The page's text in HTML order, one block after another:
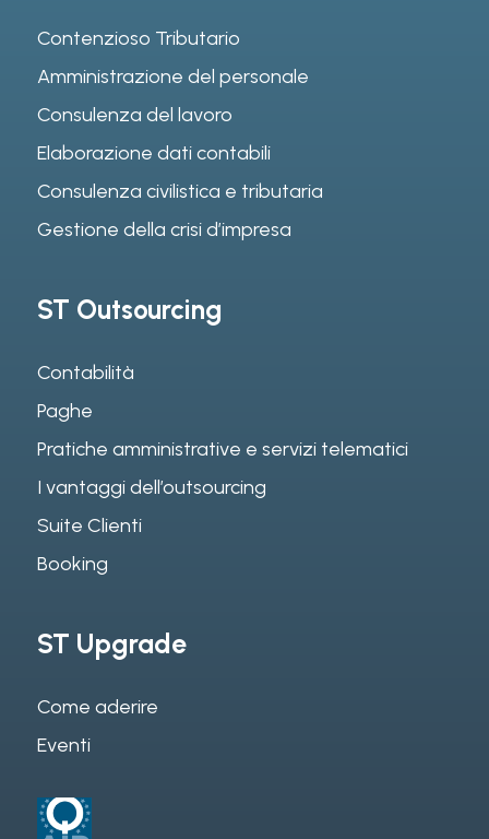
Contenzioso Tributario
Amministrazione del personale
Consulenza del lavoro
Elaborazione dati contabili
Consulenza civilistica e tributaria
Gestione della crisi d’impresa
ST Outsourcing
Contabilità
Paghe
Pratiche amministrative e servizi telematici
I vantaggi dell’outsourcing
Suite Clienti
Booking
ST Upgrade
Come aderire
Eventi